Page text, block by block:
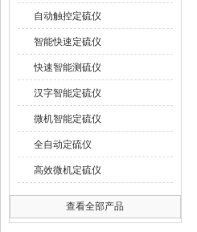
自动触控定硫仪
智能快速定硫仪
快速智能测硫仪
汉字智能定硫仪
微机智能定硫仪
全自动定硫仪
高效微机定硫仪
查看全部产品